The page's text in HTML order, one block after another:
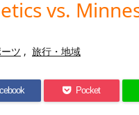
vs.
ツ , 旅行・地域
Pocket